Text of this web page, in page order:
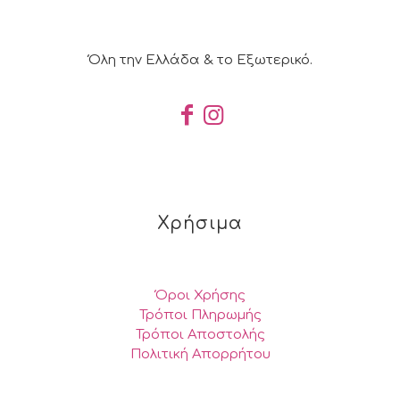
Όλη την Ελλάδα & το Εξωτερικό.
Χρήσιμα
Όροι Χρήσης
Τρόποι Πληρωμής
Τρόποι Αποστολής
Πολιτική Απορρήτου